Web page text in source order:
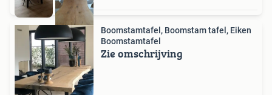
Boomstamtafel, Boomstam tafel, Eiken
Boomstamtafel
Zie omschrijving